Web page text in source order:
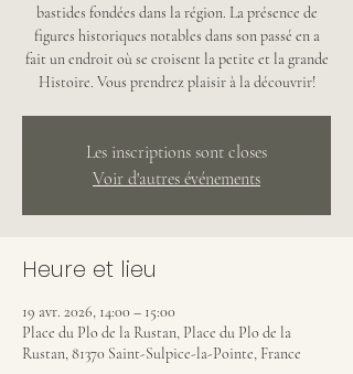
bastides fondées dans la région. La présence de
figures historiques notables dans son passé en a
fait un endroit où se croisent la petite et la grande
Histoire. Vous prendrez plaisir à la découvrir!
Les inscriptions sont closes
Voir d'autres événements
Heure et lieu
19 avr. 2026, 14:00 – 15:00
Place du Plo de la Rustan, Place du Plo de la
Rustan, 81370 Saint-Sulpice-la-Pointe, France